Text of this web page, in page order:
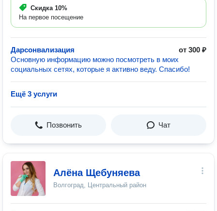
Скидка 10%
На первое посещение
Дарсонвализация
от 300 ₽
Основную информацию можно посмотреть в моих
социальных сетях, которые я активно веду. Спасибо!
Ещё 3 услуги
Позвонить Чат
Алёна Щебуняева
Волгоград, Центральный район